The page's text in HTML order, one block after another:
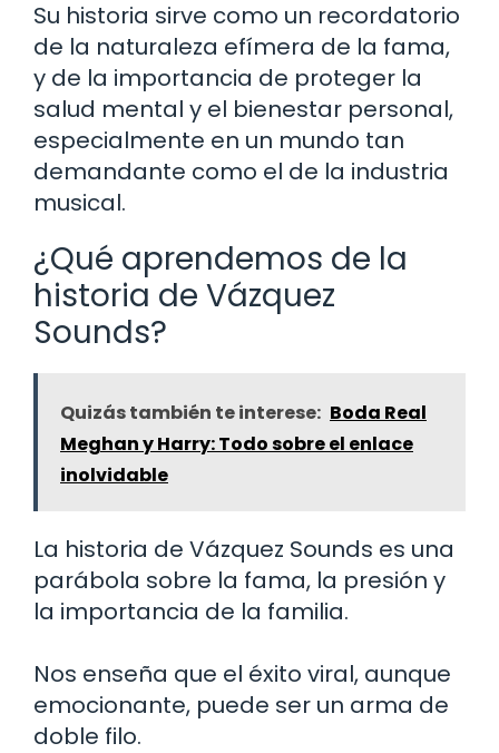
Su historia sirve como un recordatorio
de la naturaleza efímera de la fama,
y de la importancia de proteger la
salud mental y el bienestar personal,
especialmente en un mundo tan
demandante como el de la industria
musical.
¿Qué aprendemos de la
historia de Vázquez
Sounds?
Quizás también te interese: Boda Real
Meghan y Harry: Todo sobre el enlace
inolvidable
La historia de Vázquez Sounds es una
parábola sobre la fama, la presión y
la importancia de la familia.
Nos enseña que el éxito viral, aunque
emocionante, puede ser un arma de
doble filo.